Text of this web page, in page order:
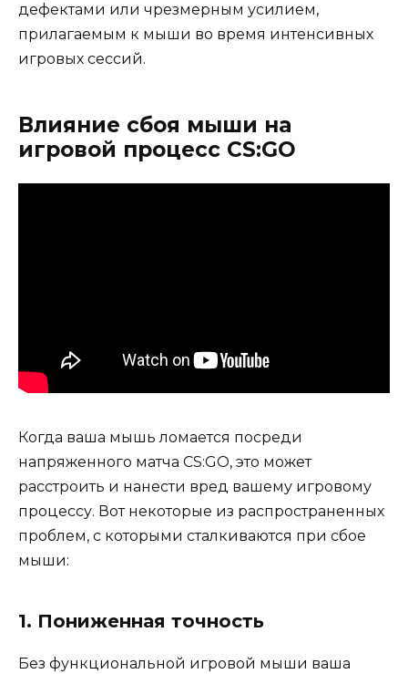
дефектами или чрезмерным усилием,
прилагаемым к мыши во время интенсивных
игровых сессий.
Влияние сбоя мыши на
игровой процесс CS:GO
Когда ваша мышь ломается посреди
напряженного матча CS:GO, это может
расстроить и нанести вред вашему игровому
процессу. Вот некоторые из распространенных
проблем, с которыми сталкиваются при сбое
мыши:
1. Пониженная точность
Без функциональной игровой мыши ваша